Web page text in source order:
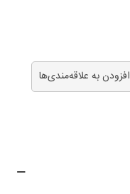
افزودن به علاقه‌مندی‌ها